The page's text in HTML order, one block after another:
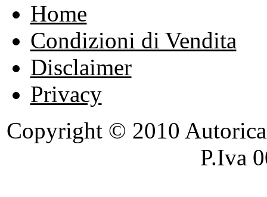
Home
Condizioni di Vendita
Disclaimer
Privacy
Copyright © 2010
P.Iva